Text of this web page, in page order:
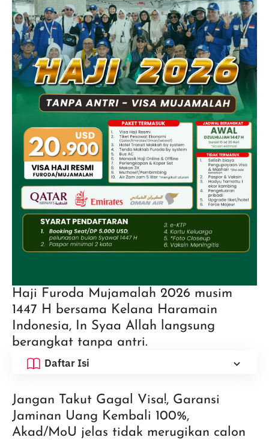
Haji Furoda Mujamalah 2026 musim
1447 H bersama Kelana Haramain
Indonesia, In Syaa Allah langsung
berangkat tanpa antri.
Daftar Isi
Jangan Takut Gagal Visa!, Garansi
Jaminan Uang Kembali 100%,
Akad/MoU jelas tidak merugikan calon